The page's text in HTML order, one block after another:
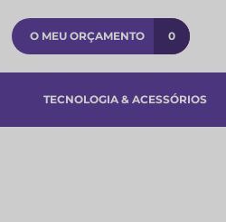
O MEU ORÇAMENTO 0
TECNOLOGIA & ACESSÓRIOS​